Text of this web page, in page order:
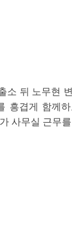
뒤 노무현
흥겹게 함께
사무실 근무